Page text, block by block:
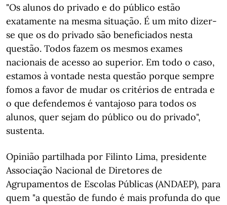
"Os alunos do privado e do público estão
exatamente na mesma situação. É um mito dizer-
se que os do privado são beneficiados nesta
questão. Todos fazem os mesmos exames
nacionais de acesso ao superior. Em todo o caso,
estamos à vontade nesta questão porque sempre
fomos a favor de mudar os critérios de entrada e
o que defendemos é vantajoso para todos os
alunos, quer sejam do público ou do privado",
sustenta.
Opinião partilhada por Filinto Lima, presidente
Associação Nacional de Diretores de
Agrupamentos de Escolas Públicas (ANDAEP), para
quem "a questão de fundo é mais profunda do que